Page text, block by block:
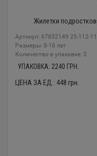
Жилетки
Артикул: 67832149 25-112-
Размеры: 8-16 лет
Количество в упаковке: 5
УПАКОВКА: 2240 ГРН.
ЦЕНА ЗА ЕД.: 448 грн.